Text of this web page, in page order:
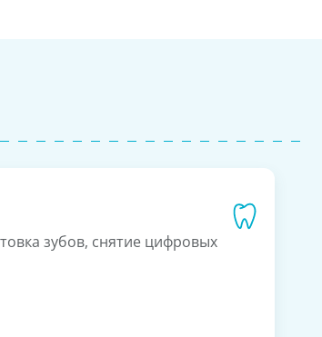
зубов, снятие цифровых